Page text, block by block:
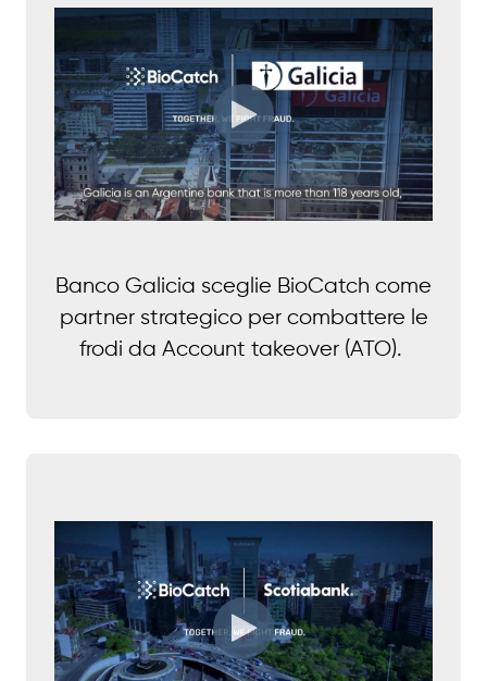
Banco Galicia sceglie BioCatch come
partner strategico per combattere le
frodi da Account takeover (ATO).